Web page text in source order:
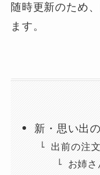
随時更新のため
ます。
新・思い出
出前の注文
お姉さ